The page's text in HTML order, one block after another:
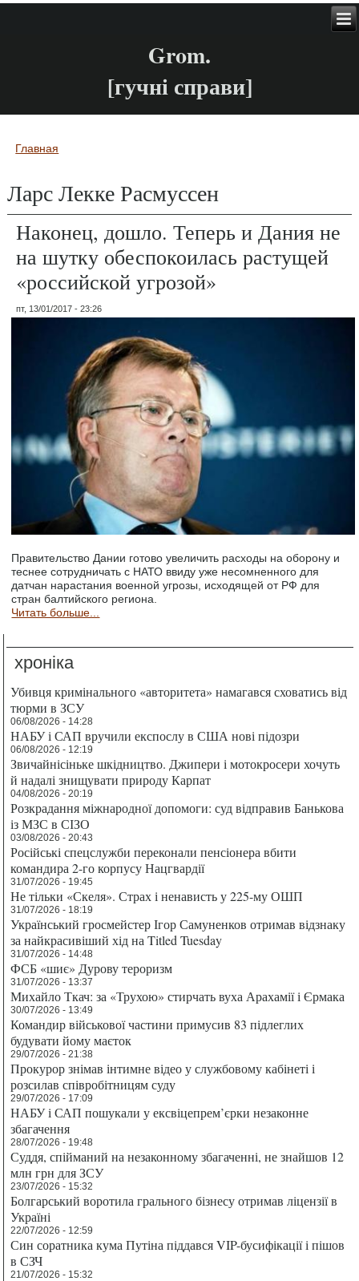
Grom.
[гучні справи]
Вы здесь
Главная
Ларс Лекке Расмуссен
Наконец, дошло. Теперь и Дания не
на шутку обеспокоилась растущей
«российской угрозой»
пт, 13/01/2017 - 23:26
Правительство Дании готово увеличить расходы на оборону и
теснее сотрудничать с НАТО ввиду уже несомненного для
датчан нарастания военной угрозы, исходящей от РФ для
стран балтийского региона.
Читать больше...
хроніка
Убивця кримінального «авторитета» намагався сховатись від
тюрми в ЗСУ
06/08/2026 - 14:28
НАБУ і САП вручили експослу в США нові підозри
06/08/2026 - 12:19
Звичайнісіньке шкідництво. Джипери і мотокросери хочуть
й надалі знищувати природу Карпат
04/08/2026 - 20:19
Розкрадання міжнародної допомоги: суд відправив Банькова
із МЗС в СІЗО
03/08/2026 - 20:43
Російські спецслужби переконали пенсіонера вбити
командира 2-го корпусу Нацгвардії
31/07/2026 - 19:45
Не тільки «Скеля». Страх і ненависть у 225-му ОШП
31/07/2026 - 18:19
Український гросмейстер Ігор Самуненков отримав відзнаку
за найкрасивіший хід на Titled Tuesday
31/07/2026 - 14:48
ФСБ «шиє» Дурову тероризм
31/07/2026 - 13:37
Михайло Ткач: за «Трухою» стирчать вуха Арахамії і Єрмака
30/07/2026 - 13:49
Командир військової частини примусив 83 підлеглих
будувати йому маєток
29/07/2026 - 21:38
Прокурор знімав інтимне відео у службовому кабінеті і
розсилав співробітницям суду
29/07/2026 - 17:09
НАБУ і САП пошукали у ексвіцепрем’єрки незаконне
збагачення
28/07/2026 - 19:48
Суддя, спійманий на незаконному збагаченні, не знайшов 12
млн грн для ЗСУ
23/07/2026 - 15:32
Болгарський воротила грального бізнесу отримав ліцензії в
Україні
22/07/2026 - 12:59
Син соратника кума Путіна піддався VIP-бусифікації і пішов
в СЗЧ
21/07/2026 - 15:32